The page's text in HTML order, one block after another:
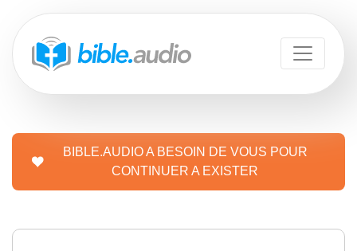
BIBLE.AUDIO A BESOIN DE VOUS POUR
CONTINUER A EXISTER